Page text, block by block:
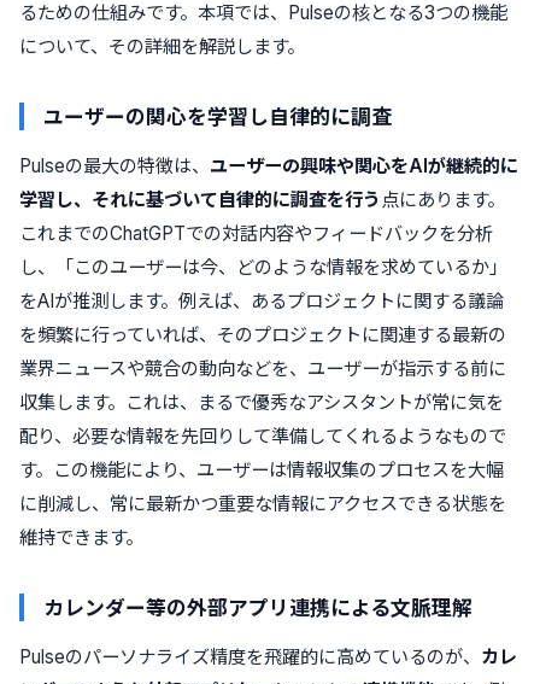
るための仕組みです。本項では、Pulseの核となる3つの機能
について、その詳細を解説します。
ユーザーの関心を学習し自律的に調査
Pulseの最大の特徴は、 ユーザーの興味や関心をAIが継続的に
学習し、それに基づいて自律的に調査を行う 点にあります。
これまでのChatGPTでの対話内容やフィードバックを分析
し、「このユーザーは今、どのような情報を求めているか」
をAIが推測します。例えば、あるプロジェクトに関する議論
を頻繁に行っていれば、そのプロジェクトに関連する最新の
業界ニュースや競合の動向などを、ユーザーが指示する前に
収集します。これは、まるで優秀なアシスタントが常に気を
配り、必要な情報を先回りして準備してくれるようなもので
す。この機能により、ユーザーは情報収集のプロセスを大幅
に削減し、常に最新かつ重要な情報にアクセスできる状態を
維持できます。
カレンダー等の外部アプリ連携による文脈理解
Pulseのパーソナライズ精度を飛躍的に高めているのが、 カレ